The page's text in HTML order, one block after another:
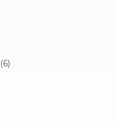
(6)